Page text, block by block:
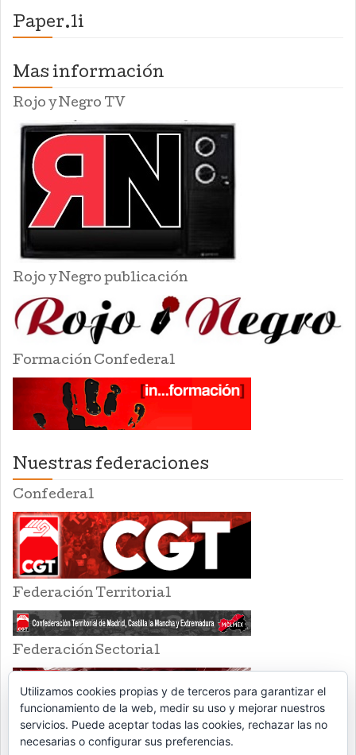
Paper.li
Mas información
Rojo y Negro TV
Rojo y Negro publicación
Formación Confederal
Nuestras federaciones
Confederal
Federación Territorial
Federación Sectorial
Utilizamos cookies propias y de terceros para garantizar el
funcionamiento de la web, medir su uso y mejorar nuestros
servicios. Puede aceptar todas las cookies, rechazar las no
necesarias o configurar sus preferencias.